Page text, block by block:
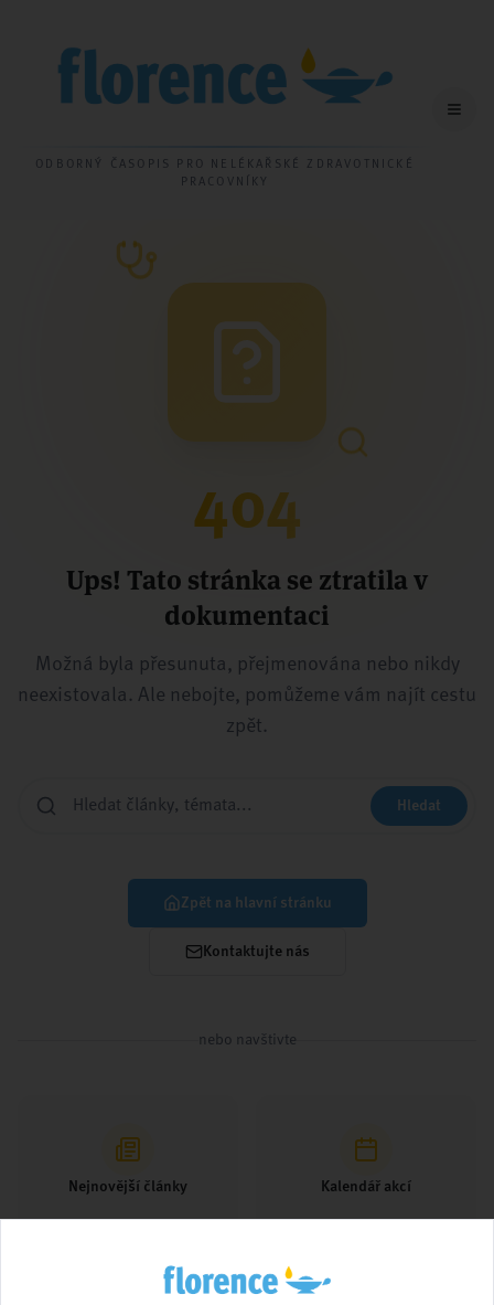
ODBORNÝ ČASOPIS PRO NELÉKAŘSKÉ ZDRAVOTNICKÉ
PRACOVNÍKY
404
Ups! Tato stránka se ztratila v
dokumentaci
Možná byla přesunuta, přejmenována nebo nikdy
neexistovala. Ale nebojte, pomůžeme vám najít cestu
zpět.
Hledat
Zpět na hlavní stránku
Kontaktujte nás
nebo navštivte
Nejnovější články Kalendář akcí